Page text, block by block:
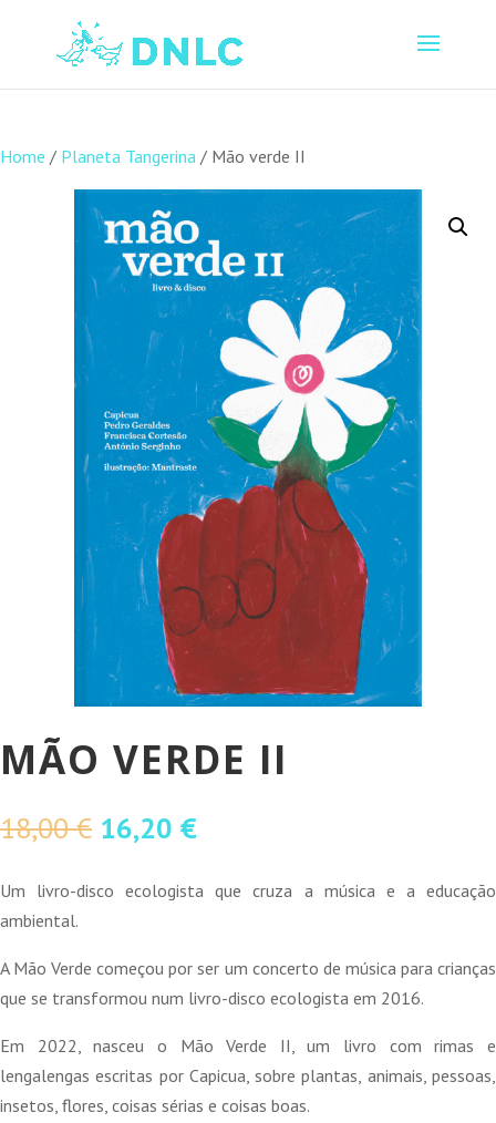
Home / Planeta Tangerina / Mão verde II
MÃO VERDE II
18,00€ O
original
16,20 €O
atual
Um livro-disco ecologista que cruza a música e a educação
ambiental.
A Mão Verde começou por ser um concerto de música para crianças
que se transformou num livro-disco ecologista em 2016.
Em 2022, nasceu o Mão Verde II, um livro com rimas e
lengalengas escritas por Capicua, sobre plantas, animais, pessoas,
insetos, flores, coisas sérias e coisas boas.